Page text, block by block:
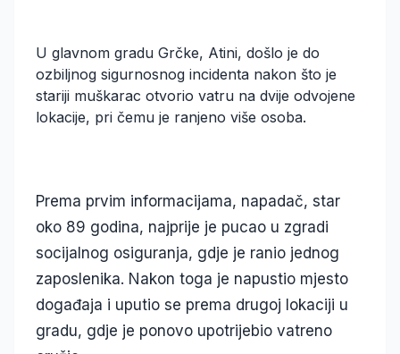
U glavnom gradu Grčke, Atini, došlo je do
ozbiljnog sigurnosnog incidenta nakon što je
stariji muškarac otvorio vatru na dvije odvojene
lokacije, pri čemu je ranjeno više osoba.
Prema prvim informacijama, napadač, star
oko 89 godina, najprije je pucao u zgradi
socijalnog osiguranja, gdje je ranio jednog
zaposlenika. Nakon toga je napustio mjesto
događaja i uputio se prema drugoj lokaciji u
gradu, gdje je ponovo upotrijebio vatreno